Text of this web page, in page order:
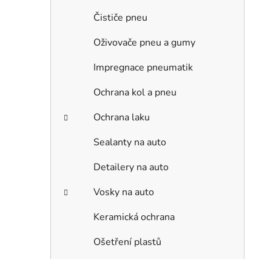
Čističe pneu
Oživovače pneu a gumy
Impregnace pneumatik
Ochrana kol a pneu
Ochrana laku
Sealanty na auto
Detailery na auto
Vosky na auto
Keramická ochrana
Ošetření plastů